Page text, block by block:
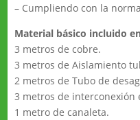
– Cumpliendo con la
Material básico incluido
3 metros de cobre.
3 metros de Aislamiento
2 metros de Tubo de
3 metros de interconexión
1 metro de canaleta.